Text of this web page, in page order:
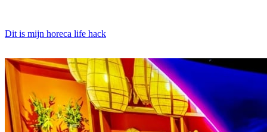
Dit is mijn horeca life hack